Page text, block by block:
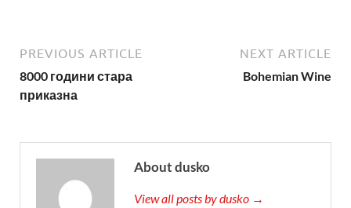
PREVIOUS ARTICLE
8000 години стара
приказна
NEXT ARTICLE
Bohemian Wine
About dusko
View all posts by dusko →